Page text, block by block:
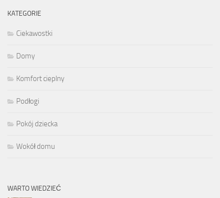
KATEGORIE
Ciekawostki
Domy
Komfort cieplny
Podłogi
Pokój dziecka
Wokół domu
WARTO WIEDZIEĆ